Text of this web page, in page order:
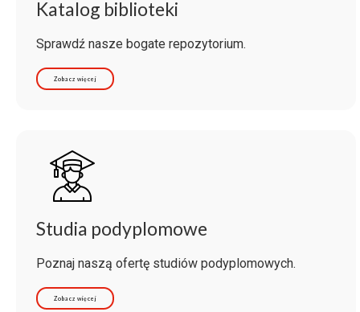
Katalog biblioteki
Sprawdź nasze bogate repozytorium.
Zobacz więcej
Studia podyplomowe
Poznaj naszą ofertę studiów podyplomowych.
Zobacz więcej